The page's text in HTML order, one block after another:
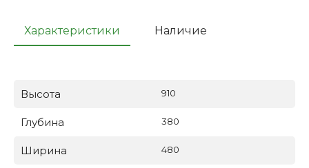
Характеристики Наличие
Высота 910
Глубина 380
Ширина 480